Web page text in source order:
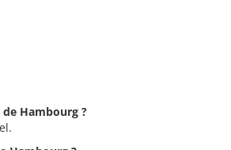
Hambourg ?